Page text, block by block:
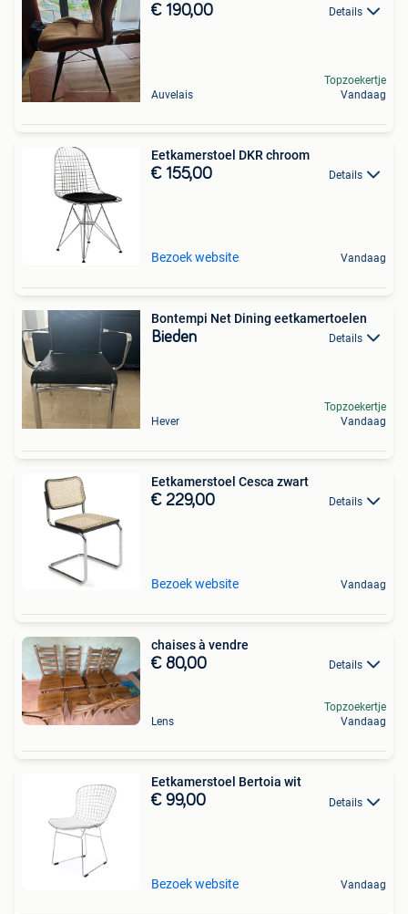
€ 190,00 Details
Auvelais
Topzoekertje
Vandaag
Eetkamerstoel DKR chroom
€ 155,00 Details
Bezoek website Vandaag
Bontempi Net Dining eetkamertoelen
Bieden Details
Hever
Topzoekertje
Vandaag
Eetkamerstoel Cesca zwart
€ 229,00 Details
Bezoek website Vandaag
chaises à vendre
€ 80,00 Details
Lens
Topzoekertje
Vandaag
Eetkamerstoel Bertoia wit
€ 99,00 Details
Bezoek website Vandaag